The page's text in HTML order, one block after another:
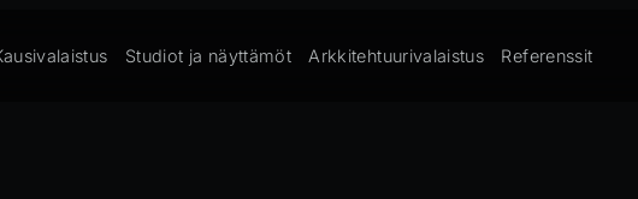
Studiot ja näyttämöt Arkkitehtuurivalaistus Referenssit